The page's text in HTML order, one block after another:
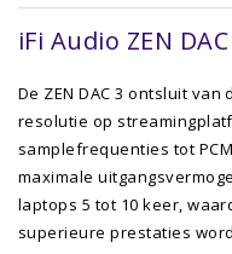
iFi Audio ZEN
De ZEN DAC 3 ontsluit
resolutie op
samplefrequenties tot
maximale
laptops 5 tot 10 keer,
superieure prestaties